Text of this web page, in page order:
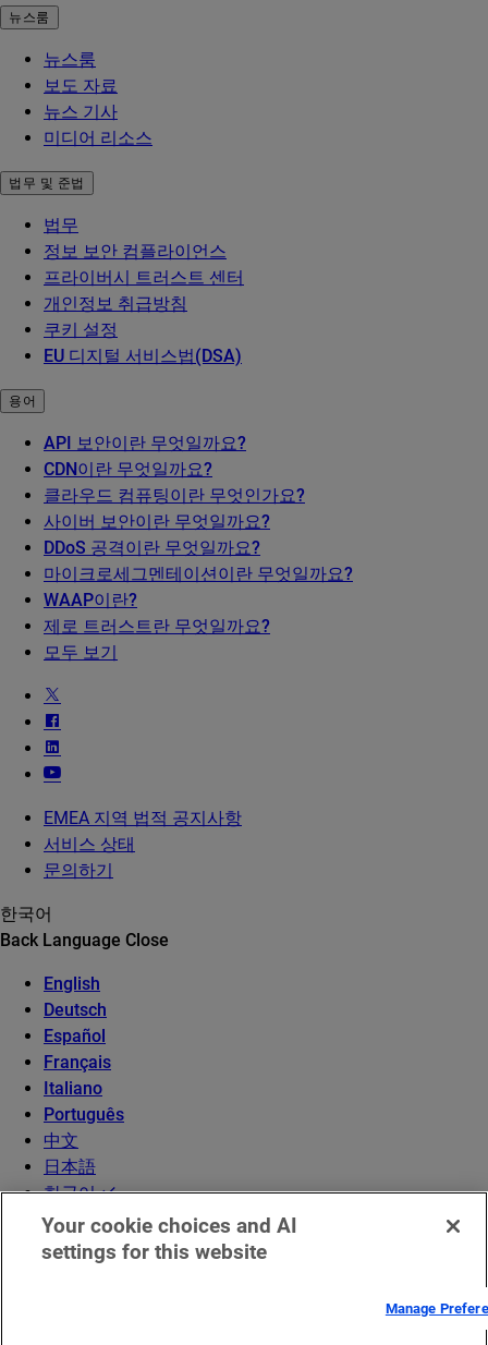
뉴스룸
뉴스룸
보도 자료
뉴스 기사
미디어 리소스
법무 및 준법
법무
정보 보안 컴플라이언스
프라이버시 트러스트 센터
개인정보 취급방침
쿠키 설정
EU 디지털 서비스법(DSA)
용어
API 보안이란 무엇일까요?
CDN이란 무엇일까요?
클라우드 컴퓨팅이란 무엇인가요?
사이버 보안이란 무엇일까요?
DDoS 공격이란 무엇일까요?
마이크로세그멘테이션이란 무엇일까요?
WAAP이란?
제로 트러스트란 무엇일까요?
모두 보기
EMEA 지역 법적 공지사항
서비스 상태
문의하기
한국어
Back Language Close
English
Deutsch
Español
Français
Italiano
Português
中文
日本語
한국어
Your cookie choices and AI
settings for this website
Manage